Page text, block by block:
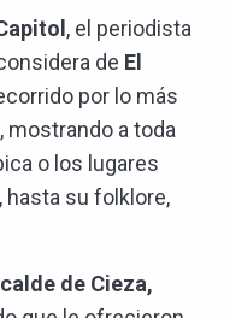
, el periodista
de El
por lo más
mostrando a toda
o los lugares
hasta su folklore,
de Cieza,